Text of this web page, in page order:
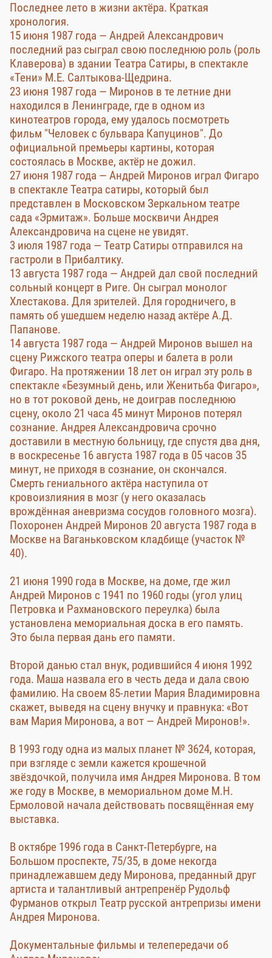
Последнее лето в жизни актёра. Краткая
хронология.
15 июня 1987 года — Андрей Александрович
последний раз сыграл свою последнюю роль (роль
Клаверова) в здании Театра Сатиры, в спектакле
«Тени» М.Е. Салтыкова-Щедрина.
23 июня 1987 года — Миронов в те летние дни
находился в Ленинграде, где в одном из
кинотеатров города, ему удалось посмотреть
фильм "Человек с бульвара Капуцинов". До
официальной премьеры картины, которая
состоялась в Москве, актёр не дожил.
27 июня 1987 года — Андрей Миронов играл Фигаро
в спектакле Театра сатиры, который был
представлен в Московском Зеркальном театре
сада «Эрмитаж». Больше москвичи Андрея
Александровича на сцене не увидят.
3 июля 1987 года — Театр Сатиры отправился на
гастроли в Прибалтику.
13 августа 1987 года — Андрей дал свой последний
сольный концерт в Риге. Он сыграл монолог
Хлестакова. Для зрителей. Для городничего, в
память об ушедшем неделю назад актёре А.Д.
Папанове.
14 августа 1987 года — Андрей Миронов вышел на
сцену Рижского театра оперы и балета в роли
Фигаро. На протяжении 18 лет он играл эту роль в
спектакле «Безумный день, или Женитьба Фигаро»,
но в тот роковой день, не доиграв последнюю
сцену, около 21 часа 45 минут Миронов потерял
сознание. Андрея Александровича срочно
доставили в местную больницу, где спустя два дня,
в воскресенье 16 августа 1987 года в 05 часов 35
минут, не приходя в сознание, он скончался.
Смерть гениального актёра наступила от
кровоизлияния в мозг (у него оказалась
врождённая аневризма сосудов головного мозга).
Похоронен Андрей Миронов 20 августа 1987 года в
Москве на Ваганьковском кладбище (участок №
40).
21 июня 1990 года в Москве, на доме, где жил
Андрей Миронов с 1941 по 1960 годы (угол улиц
Петровка и Рахмановского переулка) была
установлена мемориальная доска в его память.
Это была первая дань его памяти.
Второй данью стал внук, родившийся 4 июня 1992
года. Маша назвала его в честь деда и дала свою
фамилию. На своем 85-летии Мария Владимировна
скажет, выведя на сцену внучку и правнука: «Вот
вам Мария Миронова, а вот — Андрей Миронов!».
В 1993 году одна из малых планет № 3624, которая,
при взгляде с земли кажется крошечной
звёздочкой, получила имя Андрея Миронова. В том
же году в Москве, в мемориальном доме М.Н.
Ермоловой начала действовать посвящённая ему
выставка.
В октябре 1996 года в Санкт-Петербурге, на
Большом проспекте, 75/35, в доме некогда
принадлежавшем деду Миронова, преданный друг
артиста и талантливый антрепренёр Рудольф
Фурманов открыл Театр русской антрепризы имени
Андрея Миронова.
Документальные фильмы и телепередачи об